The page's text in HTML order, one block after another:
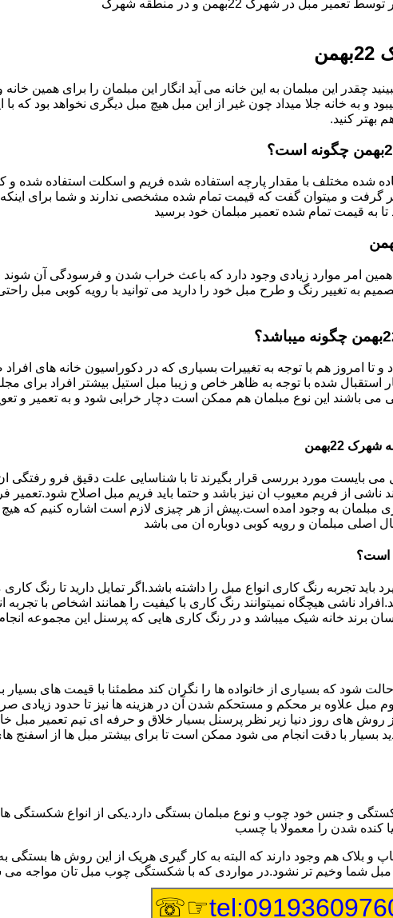
تعمیر انواع مبل راحتی استیل چستر با قیمت مناسب و نمونه کار بی نظیر توسط تعمیر مبل در شهرک 22بهمن و در منطقه شهرک
چقدر این مبلمان به این خانه می آید انگار این مبلمان را برای همین
به خانه جلا میداد چون غیر از این مبل هیچ مبل دیگری نخواهد بود که
بهتر کنید.
مختلف با مقدار پارچه استفاده شده فریم و اسکلت استفاده شده و کلی
و میتوان گفت که قیمت تمام شده مشخصی ندارند و شما برای اینکه
به قیمت تمام شده تعمیر مبلمان خود برسید
امر موارد زیادی وجود دارد که باعث خراب شدن و فرسودگی آن شوند
تغییر رنگ و طرح مبل خود را دارید می توانید با رویه کوبی مبل
تا امروز هم با توجه به تغییرات بسیاری که در دکوراسیون خانه های
استقبال شده با توجه به ظاهر خاص و زیبا مبل استیل بیشتر افراد برای
می باشند این نوع مبلمان هم ممکن است دچار خرابی شود و به تعمیر و
بایست مورد بررسی قرار بگیرند تا با شناسایی علت دقیق فرو رفتگی
از فریم معیوب ان نیز باشد و حتما باید فریم مبل اصلاح شود.تعمیر
به وجود امده است.پیش از هر چیزی لازم است اشاره کنیم که
اصلی مبلمان و رویه کوبی دوباره ان می باشد
تجربه رنگ کاری انواع مبل را داشته باشد.اگر تمایل دارید تا رنگ
ناشی هیچگاه نمیتوانند رنگ کاری با کیفیت را همانند اشخاص با تجربه
خانه شیک میباشد و در رنگ کاری هایی که پرسنل این مجموعه انجام
شود که بسیاری از خانواده ها را نگران کند مطمئنا با قیمت های
مبل علاوه بر محکم و مستحکم شدن آن در هزینه ها نیز تا حدود زیادی
روش های روز دنیا زیر نظر پرسنل بسیار خلاق و حرفه ای تیم تعمیر مبل
با دقت انجام می شود ممکن است تا برای بیشتر مبل ها از اسفنج
و جنس خود چوب و نوع مبلمان بستگی دارد.یکی از انواع شکستگی
کنده شدن را معمولا با چسب
و بلاک هم وجود دارند که البته به کار گیری هریک از این روش ها
مبل شما وخیم تر نشود.در مواردی که با شکستگی چوب مبل تان مواجه
☞☏